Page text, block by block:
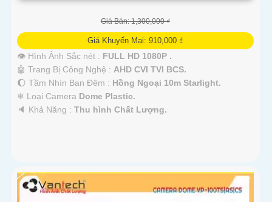
Giá Bán: 1,300,000 ₫
Giá Khuyến Mại: 910,000 ₫
👁 Hình Ảnh Sắc nét : FULL HD 1080P .
🤖️ Trang Bị Công Nghệ : AHD CVI TVI BCS.
🌔 Tầm Nhìn Ban Đêm : Hồng Ngoại 10m Starlight.
❄ Loại Camera Dome Plastic.
️🔈 Khả Năng : Thu hình Chất Lượng.